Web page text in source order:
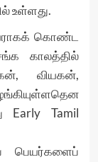
உள்ளது.
கொண்ட
காலத்தில்
வியகன்,
Tamil
பெயர்களைப்